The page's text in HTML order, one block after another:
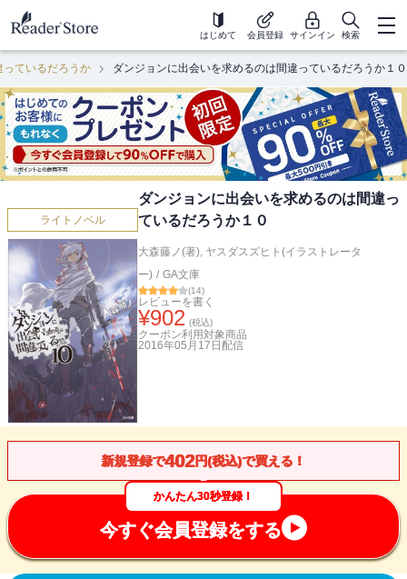
はじめて 会員登録 サインイン 検索
ているだろうか ダンジョンに出会いを求めるのは間違っているだろうか１０
ライトノベル
ダンジョンに出会いを求めるのは間違っ
ているだろうか１０
大森藤ノ(著), ヤスダスズヒト(イラストレータ
ー) / GA文庫
(14)
レビューを書く
¥902 (税込)
クーポン利用対象商品
2016年05月17日 配信
新規登録で402円(税込)で買える！
かんたん30秒登録！
今すぐ会員登録をする